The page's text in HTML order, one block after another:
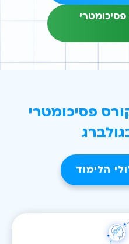
פסיכומטרי
פסיכומטרי
הלימוד